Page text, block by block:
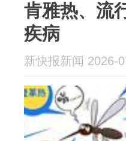
肯雅热、流
疾病
新快报新闻 2026-